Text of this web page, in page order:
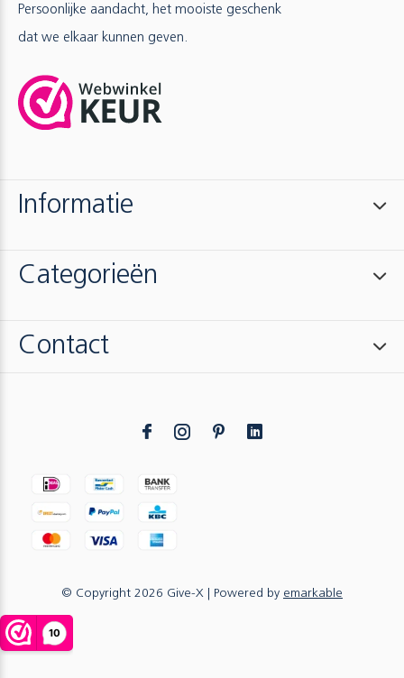
Persoonlijke aandacht, het mooiste geschenk
dat we elkaar kunnen geven.
Informatie
Categorieën
Contact
© Copyright 2026 Give-X | Powered by emarkable